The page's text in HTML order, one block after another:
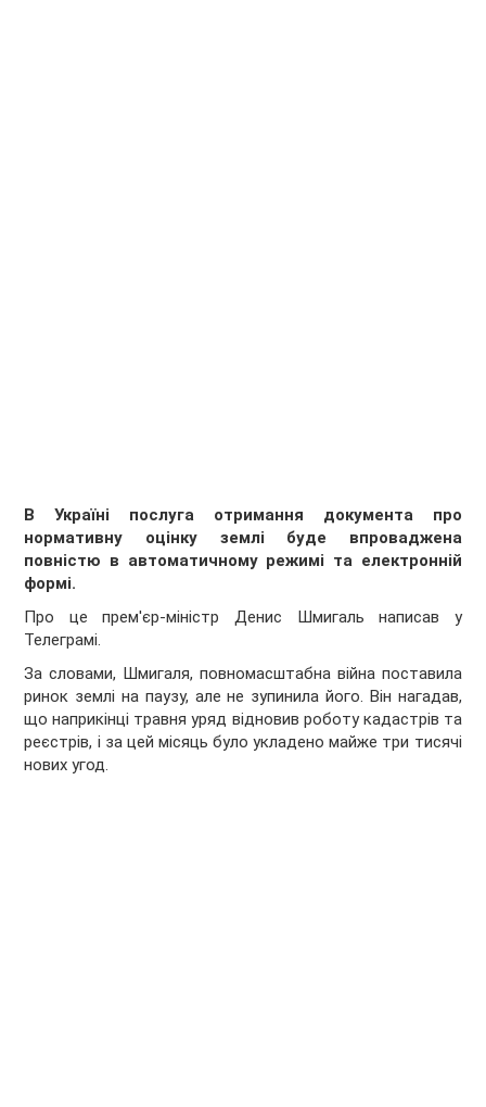
В Україні послуга отримання документа про
нормативну оцінку землі буде впроваджена
повністю в автоматичному режимі та електронній
формі.
Про це прем'єр-міністр Денис Шмигаль написав у
Телеграмі.
За словами, Шмигаля, повномасштабна війна поставила
ринок землі на паузу, але не зупинила його. Він нагадав,
що наприкінці травня уряд відновив роботу кадастрів та
реєстрів, і за цей місяць було укладено майже три тисячі
нових угод.